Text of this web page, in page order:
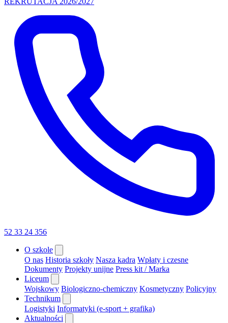
52 33 24 356
O szkole
O nas Historia szkoły Nasza kadra Wpłaty i czesne
Dokumenty Projekty unijne Press kit / Marka
Liceum
Wojskowy Biologiczno-chemiczny Kosmetyczny Policyjny
Technikum
Logistyki Informatyki (e-sport + grafika)
Aktualności